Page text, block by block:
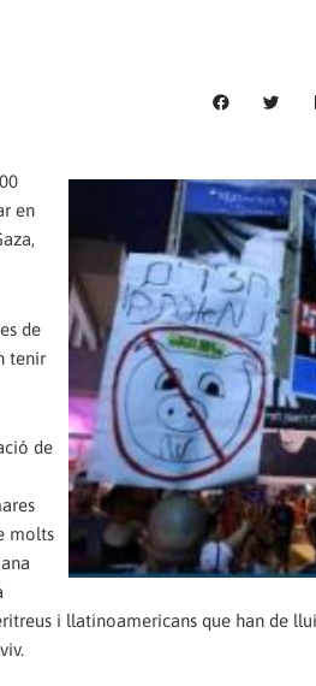
en
de
tenir
de
molts
i llatinoamericans que han de